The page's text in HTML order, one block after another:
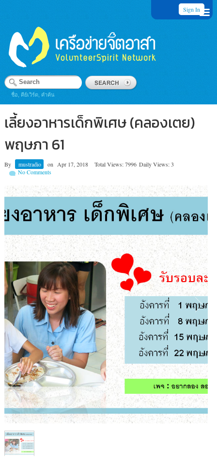
Sign In
ชื่อ, คีย์เวิร์ด, คำค้น
เลี้ยงอาหารเด็กพิเศษ (คลองเตย)
พฤษภา 61
By mustradio on Apr 17, 2018 Total Views: 7996 Daily Views: 3
No Comments
1/1